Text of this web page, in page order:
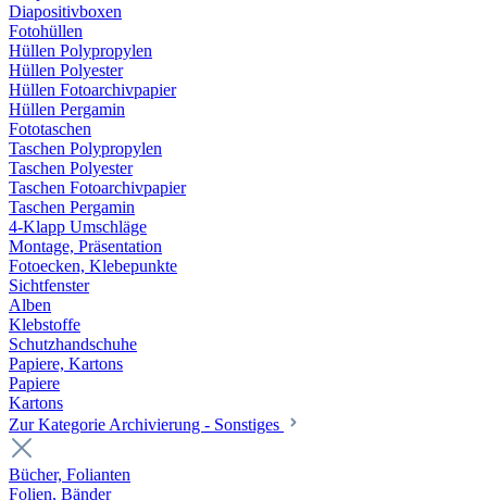
Diapositivboxen
Fotohüllen
Hüllen Polypropylen
Hüllen Polyester
Hüllen Fotoarchivpapier
Hüllen Pergamin
Fototaschen
Taschen Polypropylen
Taschen Polyester
Taschen Fotoarchivpapier
Taschen Pergamin
4-Klapp Umschläge
Montage, Präsentation
Fotoecken, Klebepunkte
Sichtfenster
Alben
Klebstoffe
Schutzhandschuhe
Papiere, Kartons
Papiere
Kartons
Zur Kategorie Archivierung - Sonstiges
Bücher, Folianten
Folien, Bänder